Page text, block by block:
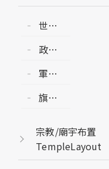
世界
國旗
州旗
旗
FLAG
政黨
POLITICALPARTY
FLAG
軍旗/
體會
GROUP
FLAG-
ENSIGN
旗幟
輸出
PRINT
FLAG
宗教/廟宇布置
TempleLayout